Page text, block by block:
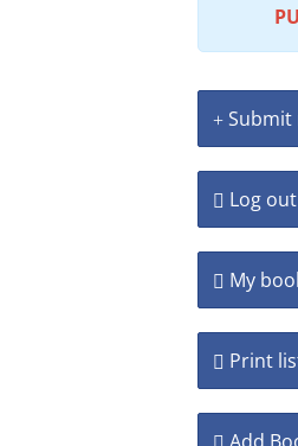
Submit
Log out
My
Print